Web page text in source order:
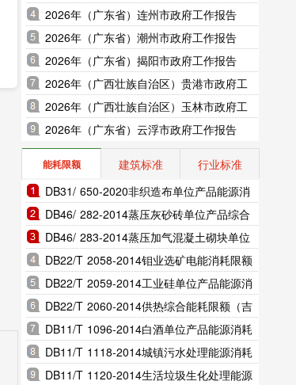
2026年（广东省）连州市政府工作报告
2026年（广东省）潮州市政府工作报告
2026年（广东省）揭阳市政府工作报告
2026年（广西壮族自治区）贵港市政府工
作报告
2026年（广西壮族自治区）玉林市政府工
作报告
2026年（广东省）云浮市政府工作报告
能耗限额 建筑标准
行业标准
DB31/ 650-2020非织造布单位产品能源消
耗限额（上海市地方标准）
DB46/ 282-2014蒸压灰砂砖单位产品综合
能耗和电耗限额（海南省地方标准）
DB46/ 283-2014蒸压加气混凝土砌块单位
产品综合能耗和电耗限额（海南省地方标
准）
DB22/T 2058-2014钼业选矿电能消耗限额
（吉林省地方标准）
DB22/T 2059-2014工业硅单位产品能源消
耗限额（吉林省地方标准）
DB22/T 2060-2014供热综合能耗限额（吉
林省地方标准）
DB11/T 1096-2014白酒单位产品能源消耗
限额（北京市地方标准）
DB11/T 1118-2014城镇污水处理能源消耗
限额（北京市地方标准）
DB11/T 1120-2014生活垃圾生化处理能源